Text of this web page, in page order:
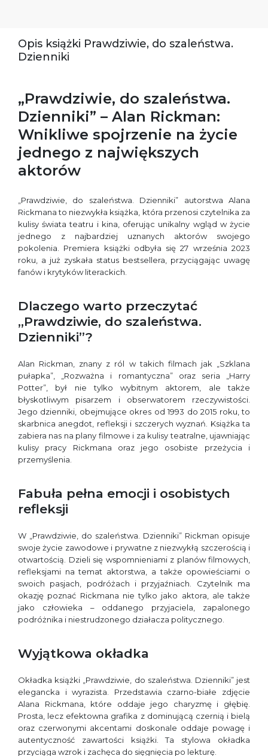
Opis książki Prawdziwie, do szaleństwa.
Dzienniki
„Prawdziwie, do szaleństwa.
Dzienniki” – Alan Rickman:
Wnikliwe spojrzenie na życie
jednego z największych
aktorów
„Prawdziwie, do szaleństwa. Dzienniki” autorstwa Alana
Rickmana to niezwykła książka, która przenosi czytelnika za
kulisy świata teatru i kina, oferując unikalny wgląd w życie
jednego z najbardziej uznanych aktorów swojego
pokolenia. Premiera książki odbyła się 27 września 2023
roku, a już zyskała status bestsellera, przyciągając uwagę
fanów i krytyków literackich.
Dlaczego warto przeczytać
„Prawdziwie, do szaleństwa.
Dzienniki”?
Alan Rickman, znany z ról w takich filmach jak „Szklana
pułapka”, „Rozważna i romantyczna” oraz seria „Harry
Potter”, był nie tylko wybitnym aktorem, ale także
błyskotliwym pisarzem i obserwatorem rzeczywistości.
Jego dzienniki, obejmujące okres od 1993 do 2015 roku, to
skarbnica anegdot, refleksji i szczerych wyznań. Książka ta
zabiera nas na plany filmowe i za kulisy teatralne, ujawniając
kulisy pracy Rickmana oraz jego osobiste przeżycia i
przemyślenia.
Fabuła pełna emocji i osobistych
refleksji
W „Prawdziwie, do szaleństwa. Dzienniki” Rickman opisuje
swoje życie zawodowe i prywatne z niezwykłą szczerością i
otwartością. Dzieli się wspomnieniami z planów filmowych,
refleksjami na temat aktorstwa, a także opowieściami o
swoich pasjach, podróżach i przyjaźniach. Czytelnik ma
okazję poznać Rickmana nie tylko jako aktora, ale także
jako człowieka – oddanego przyjaciela, zapalonego
podróżnika i niestrudzonego działacza politycznego.
Wyjątkowa okładka
Okładka książki „Prawdziwie, do szaleństwa. Dzienniki” jest
elegancka i wyrazista. Przedstawia czarno-białe zdjęcie
Alana Rickmana, które oddaje jego charyzmę i głębię.
Prosta, lecz efektowna grafika z dominującą czernią i bielą
oraz czerwonymi akcentami doskonale oddaje powagę i
autentyczność zawartości książki. Ta stylowa okładka
przyciąga wzrok i zachęca do sięgnięcia po lekturę.